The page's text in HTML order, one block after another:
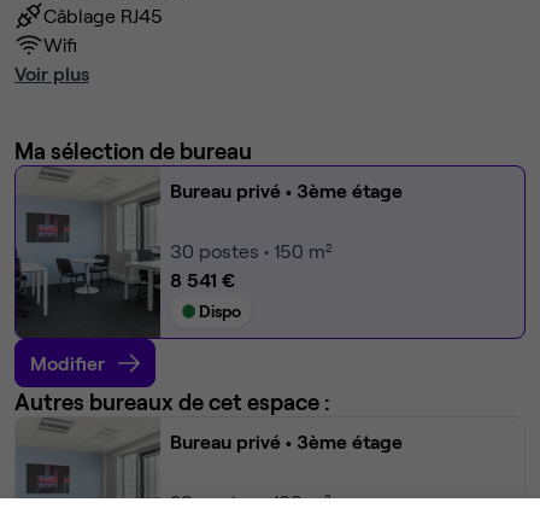
Câblage RJ45
Wifi
Voir plus
Ma sélection de bureau
Bureau privé • 3ème étage
30 postes • 150 m²
8 541 €
Dispo
Modifier
Autres bureaux de cet espace :
Bureau privé • 3ème étage
20postes • 100 m²